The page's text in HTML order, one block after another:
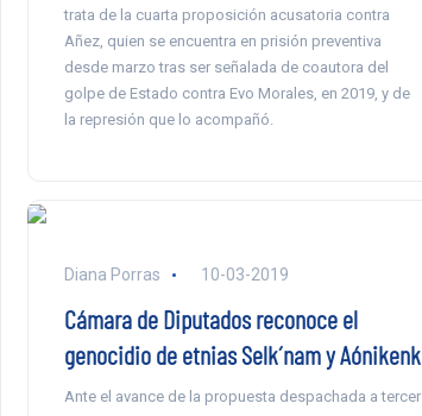
trata de la cuarta proposición acusatoria contra
Añez, quien se encuentra en prisión preventiva
desde marzo tras ser señalada de coautora del
golpe de Estado contra Evo Morales, en 2019, y de
la represión que lo acompañó.
Diana Porras 10-03-2019
Cámara de Diputados reconoce el
genocidio de etnias Selk´nam y Aónikenk
Ante el avance de la propuesta despachada a tercer